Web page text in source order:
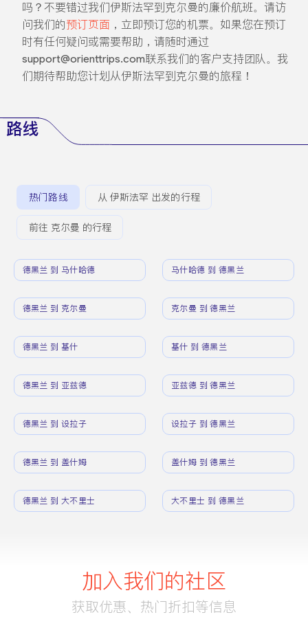
吗？不要错过我们伊斯法罕到克尔曼的廉价航班。请访
问我们的预订页面 ，立即预订您的机票。如果您在预订
时有任何疑问或需要帮助，请随时通过
support@orienttrips.com联系我们的客户支持团队。我
们期待帮助您计划从伊斯法罕到克尔曼的旅程！
路线
热门路线 从 伊斯法罕 出发的行程
前往 克尔曼 的行程
德黑兰 到 马什哈德 马什哈德 到 德黑兰
德黑兰 到 克尔曼 克尔曼 到 德黑兰
德黑兰 到 基什 基什 到 德黑兰
德黑兰 到 亚兹德 亚兹德 到 德黑兰
德黑兰 到 设拉子 设拉子 到 德黑兰
德黑兰 到 盖什姆 盖什姆 到 德黑兰
德黑兰 到 大不里士 大不里士 到 德黑兰
加入我们的社区
获取优惠、热门折扣等信息